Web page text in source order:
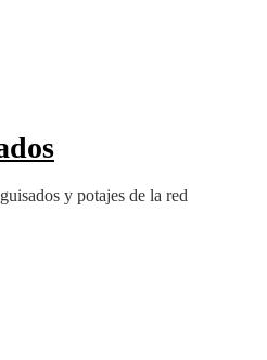
y potajes de la red